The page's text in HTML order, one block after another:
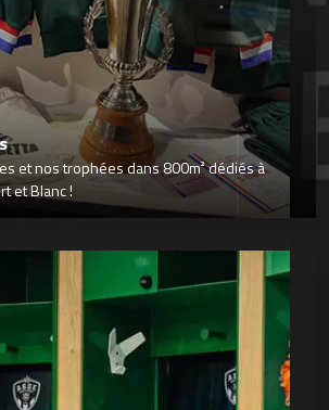
et nos trophées dans 800m² dédiés à
et Blanc !